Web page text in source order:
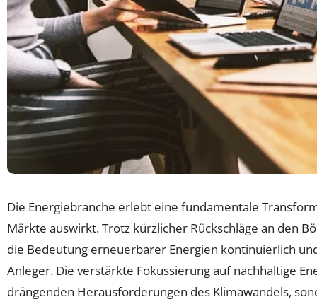
Die Energiebranche erlebt eine fundamentale
Märkte auswirkt. Trotz kürzlicher Rückschläge an den
die Bedeutung erneuerbarer Energien kontinuierlich
Anleger. Die verstärkte Fokussierung auf nachhaltige
drängenden Herausforderungen des Klimawandels,